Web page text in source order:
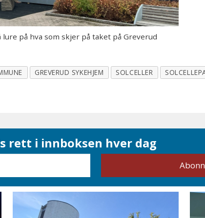
på hva som skjer på taket på Greverud
GREVERUD SYKEHJEM SOLCELLER
rett i innboksen hver dag